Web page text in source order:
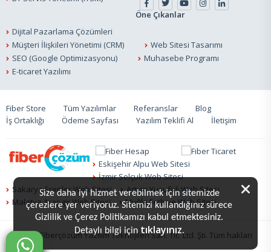
Öne Çıkanlar
Dijital Pazarlama Çözümleri
Müşteri İlişkileri Yönetimi (CRM)
Web Sitesi Tasarımı
SEO (Google Optimizasyonu)
Muhasebe Programı
E-ticaret Yazılımı
Fiber Store Tüm Yazılımlar Referanslar
Blog
İş Ortaklığı
Ödeme Sayfası Yazılım Teklifi Al İletişim
Eskişehir Alpu Web Sitesi
İzmir Selçuk Web Sitesi
Sakarya Erenler Web Sitesi
Artvin Yusufeli Web Sitesi
Malatya Arapgir Web Sitesi
Muğla Fethiye Web Sitesi
© 2020 Fiberçözüm Yazılım Teknojileri San. Tic. Ltd. Şti. Tüm hakları
saklıdır.
Size daha iyi hizmet verebilmek için sitemizde
çerezlere yer veriyoruz. Sitemizi kullandığınız sürece
Gizlilik ve Çerez Politikamızı kabul etmektesiniz.
Detaylı bilgi içintıklayınız.